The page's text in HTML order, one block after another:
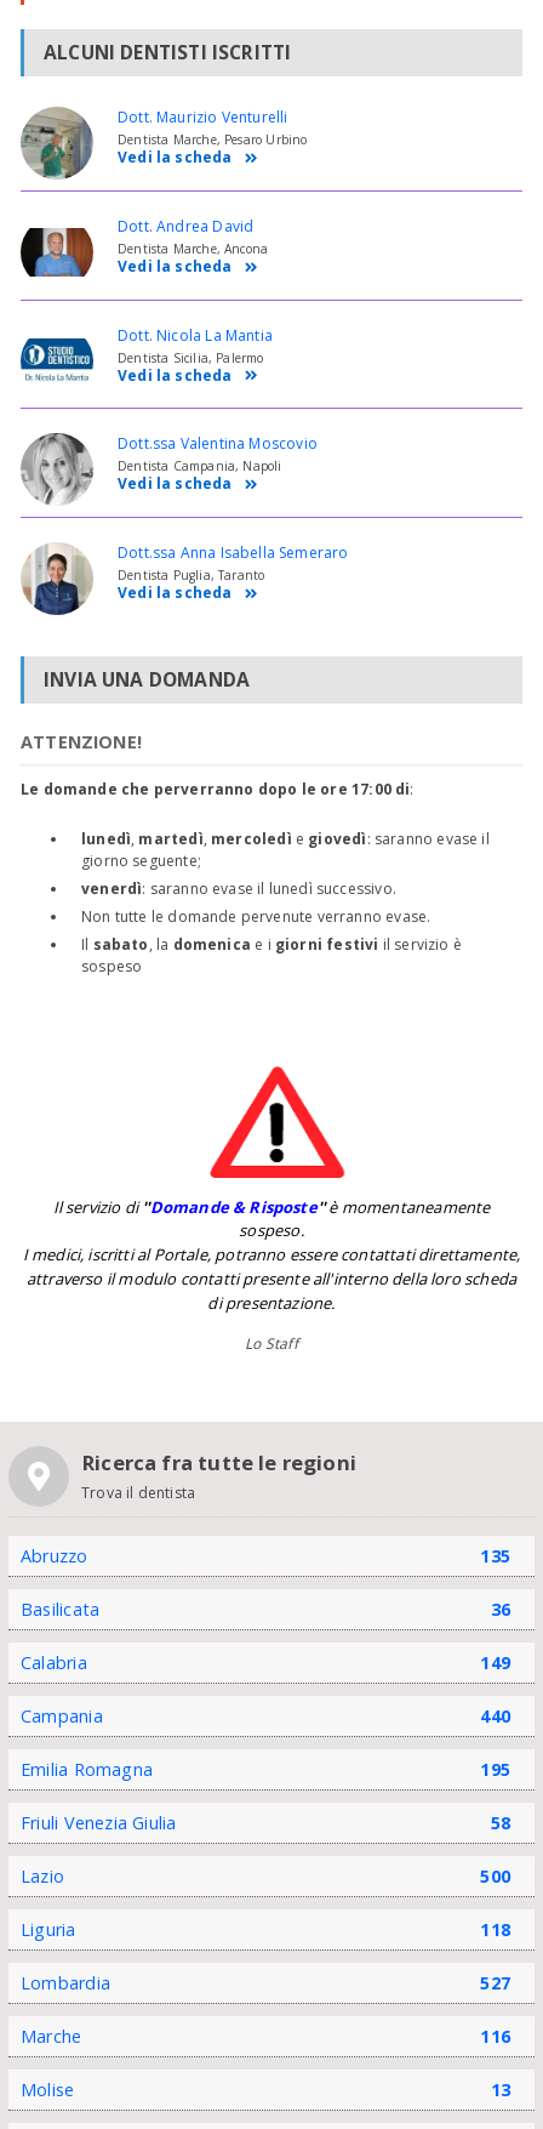
ALCUNI DENTISTI ISCRITTI
Dott. Maurizio Venturelli
Dentista Marche, Pesaro Urbino
Vedi la scheda
Dott. Andrea David
Dentista Marche, Ancona
Vedi la scheda
Dott. Nicola La Mantia
Dentista Sicilia, Palermo
Vedi la scheda
Dott.ssa Valentina Moscovio
Dentista Campania, Napoli
Vedi la scheda
Dott.ssa Anna Isabella Semeraro
Dentista Puglia, Taranto
Vedi la scheda
INVIA UNA DOMANDA
ATTENZIONE!
Le domande che perverranno dopo le ore 17:00 di:
lunedì, martedì, mercoledì e giovedì: saranno evase il
giorno seguente;
venerdì: saranno evase il lunedì successivo.
Non tutte le domande pervenute verranno evase.
Il sabato, la domenica e i giorni festivi il servizio è
sospeso
Il servizio di''Domande & Risposte''è momentaneamente
sospeso.
I medici, iscritti al Portale, potranno essere contattati direttamente,
attraverso il modulo contatti presente all'interno della loro scheda
di presentazione.
Lo Staff
Ricerca fra tutte le regioni
Trova il dentista
Abruzzo 135
Basilicata 36
Calabria 149
Campania 440
Emilia Romagna 195
Friuli Venezia Giulia 58
Lazio 500
Liguria 118
Lombardia 527
Marche 116
Molise 13